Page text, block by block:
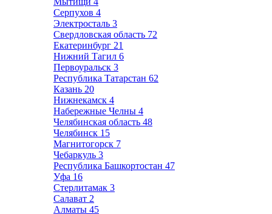
Серпухов 4
Электросталь 3
Свердловская область 72
Екатеринбург 21
Нижний Тагил 6
Первоуральск 3
Республика Татарстан 62
Казань 20
Нижнекамск 4
Набережные Челны 4
Челябинская область 48
Челябинск 15
Магнитогорск 7
Чебаркуль 3
Республика Башкортостан 47
Уфа 16
Стерлитамак 3
Салават 2
Алматы 45